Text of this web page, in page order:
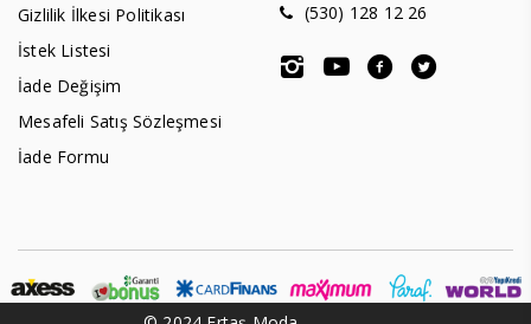
Gizlilik İlkesi Politikası
İstek Listesi
İade Değişim
Mesafeli Satış Sözleşmesi
İade Formu
(530) 128 12 26